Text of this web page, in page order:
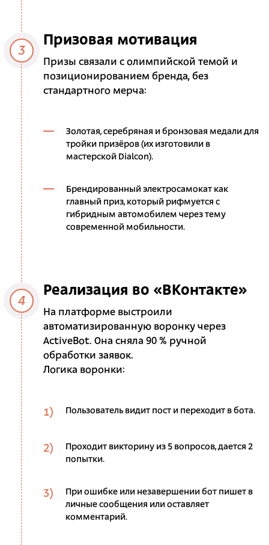
3
Призовая мотивация
Призы связали с олимпийской темой и
позиционированием бренда, без
стандартного мерча:
Золотая, серебряная и бронзовая медали для
тройки призёров (их изготовили в
мастерской Dialcon).
Брендированный электросамокат как
главный приз, который рифмуется с
гибридным автомобилем через тему
современной мобильности.
4
Реализация во «ВКонтакте»
На платформе выстроили
автоматизированную воронку через
ActiveBot. Она сняла 90 % ручной
обработки заявок.
Логика воронки:
Пользователь видит пост и переходит в бота.
Проходит викторину из 5 вопросов, дается 2
попытки.
При ошибке или незавершении бот пишет в
личные сообщения или оставляет
комментарий.